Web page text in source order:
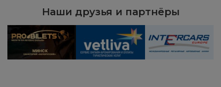
Наши друзья и партнёры